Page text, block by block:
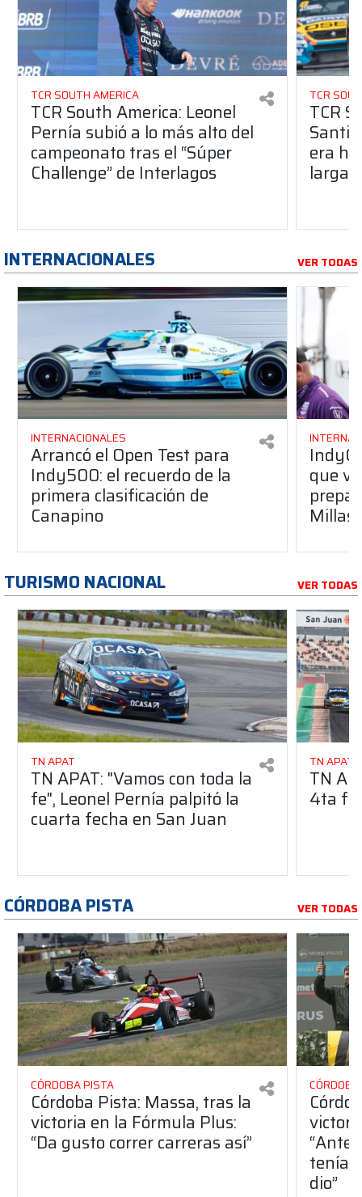
TCR SOUTH AMERICA
TCR South America: Leonel
Pernía subió a lo más alto del
campeonato tras el “Súper
Challenge” de Interlagos
TCR
TCR
era
INTERNACIONALES VER TODAS
INTERNACIONALES
Arrancó el Open Test para
Indy500: el recuerdo de la
primera clasificación de
Canapino
que
Millas
TURISMO NACIONAL VER TODAS
TN APAT
TN APAT: "Vamos con toda la
fe", Leonel Pernía palpitó la
cuarta fecha en San Juan
TN APAT
TN
4ta
CÓRDOBA PISTA VER TODAS
CÓRDOBA PISTA
Córdoba Pista: Massa, tras la
victoria en la Fórmula Plus:
“Da gusto correr carreras así”
dio”